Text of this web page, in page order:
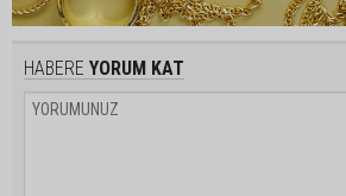
HABERE YORUM KAT